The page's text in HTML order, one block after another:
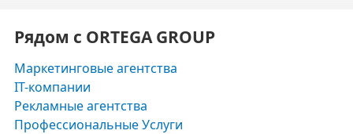
Рядом с ORTEGA GROUP
Маркетинговые агентства
IT-компании
Рекламные агентства
Профессиональные Услуги